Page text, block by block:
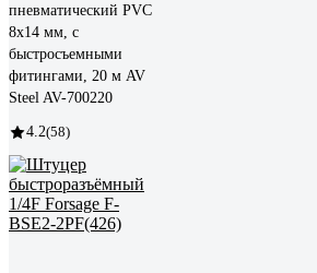
пневматический PVC
8x14 мм, с
быстросъемными
фитингами, 20 м AV
Steel AV-700220
4.2(58)